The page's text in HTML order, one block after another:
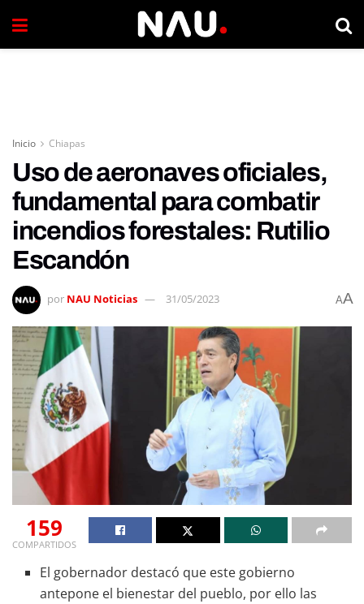
Inicio Chiapas
Uso de aeronaves oficiales,
fundamental para combatir
incendios forestales: Rutilio
Escandón
por NAU Noticias 31/05/2023 AA
159
COMPARTIDOS
El gobernador destacó que este gobierno
antepone el bienestar del pueblo, por ello las